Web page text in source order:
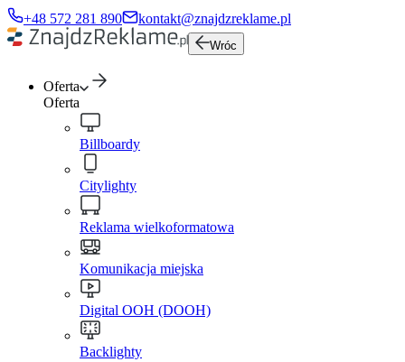
+48 572 281 890 kontakt@znajdzreklame.pl
Wróc
Oferta
Oferta
Billboardy
Citylighty
Reklama wielkoformatowa
Komunikacja miejska
Digital OOH (DOOH)
Backlighty